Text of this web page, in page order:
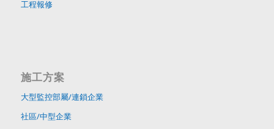
工程報修
施工方案
大型監控部屬/連鎖企業
社區/中型企業